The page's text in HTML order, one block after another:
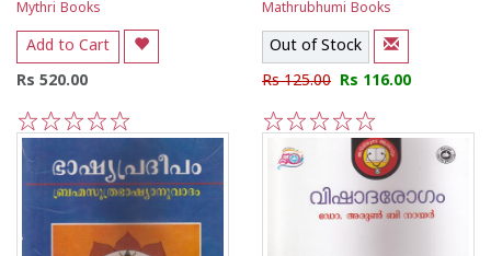
Mythri Books
Add to Cart
Rs 520.00
5
4
3
2
1
Mathrubhumi Books
Out of Stock
Rs 125.00 Rs 116.00
5
2